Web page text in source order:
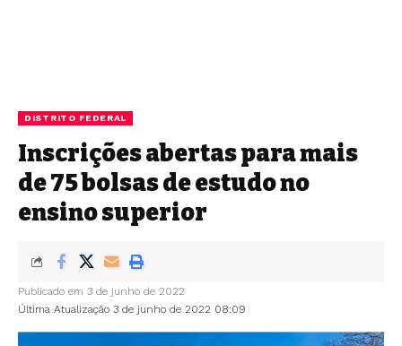
DISTRITO FEDERAL
Inscrições abertas para mais
de 75 bolsas de estudo no
ensino superior
Última Atualização 3 de junho de 2022 08:09
Publicado em 3 de junho de 2022